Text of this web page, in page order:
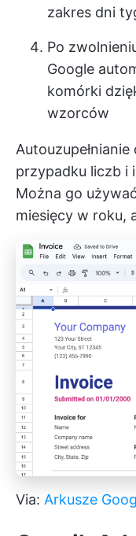
zakres dni
Po
Google
komórki
wzorców
przypadku liczb i
Można go
miesięcy w roku,
Via: Arkusze